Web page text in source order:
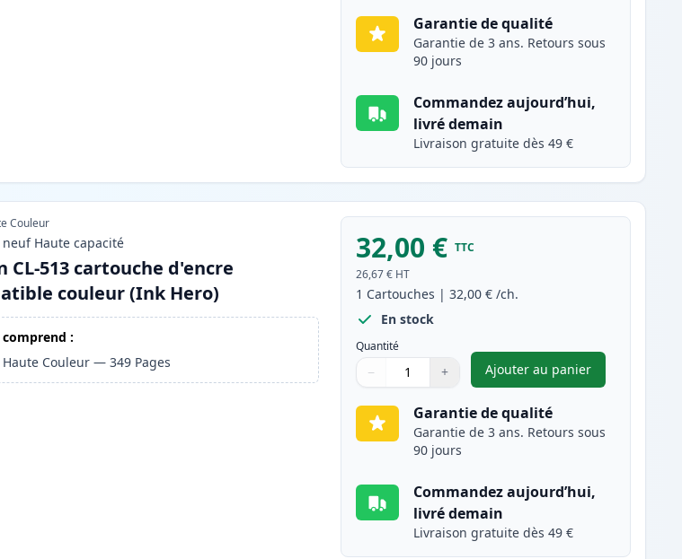
Garantie de qualité
Garantie de 3 ans. Retours sous
90 jours
Commandez aujourd’hui,
livré demain
Livraison gratuite dès 49 €
Couleur
neuf Haute capacité
CL-513 cartouche d'encre
couleur (Ink Hero)
:
Haute Couleur —349 Pages
32,00 € TTC
26,67 € HT
1 Cartouches |32,00 € /ch.
En stock
Quantité
Quantité
Utilisez les boutons pour ajuster
− +
Quantité
Ajouter au panier
,Canon CL-513
Garantie de qualité
Garantie de 3 ans. Retours sous
90 jours
Commandez aujourd’hui,
livré demain
Livraison gratuite dès 49 €